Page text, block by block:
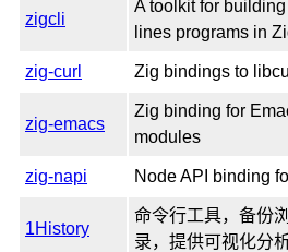
zigcli
A toolkit for
lines programs in
zig-curl Zig bindings to
zig-emacs
Zig binding for
modules
zig-napi Node API binding
1History
命令行工具，备份
录，提供可视化分